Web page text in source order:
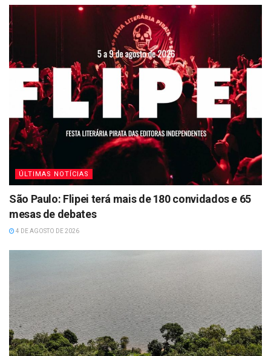
ÚLTIMAS NOTÍCIAS
São Paulo: Flipei terá mais de 180 convidados e 65
mesas de debates
4 DE AGOSTO DE 2026